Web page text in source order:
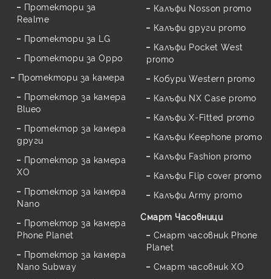
Протектори за
Realme
Протектори за LG
Протектори за Oppo
Протектори за камера
Протектор за камера
Blueo
Протектор за камера
други
Протектор за камера
XO
Протектор за камера
Nano
Протектор за камера
Phone Planet
Протектор за камера
Nano Subway
Калъфи Nosson promo
Калъфи други promo
Калъфи Pocket West
promo
Кобури Western promo
Калъфи NX Case promo
Калъфи X-Fitted promo
Калъфи Keephone promo
Калъфи Fashion promo
Калъфи Flip cover promo
Калъфи Army promo
Смарт Часовници
Смарт часовник Phone
Planet
Смарт часовник XO